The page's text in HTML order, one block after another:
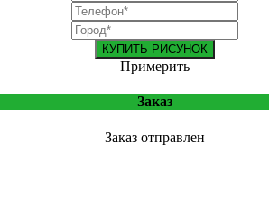
КУПИТЬ РИСУНОК
Примерить
Заказ
Заказ отправлен